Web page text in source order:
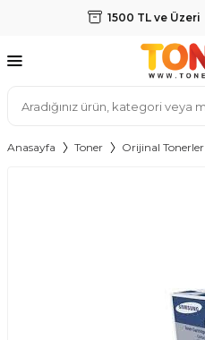
1500 TL ve Üzeri
Anasayfa Toner Orijinal Tonerler